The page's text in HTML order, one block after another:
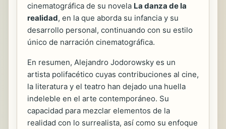
cinematográfica de su novela La danza de la
realidad, en la que aborda su infancia y su
desarrollo personal, continuando con su estilo
único de narración cinematográfica.
En resumen, Alejandro Jodorowsky es un
artista polifacético cuyas contribuciones al cine,
la literatura y el teatro han dejado una huella
indeleble en el arte contemporáneo. Su
capacidad para mezclar elementos de la
realidad con lo surrealista, así como su enfoque